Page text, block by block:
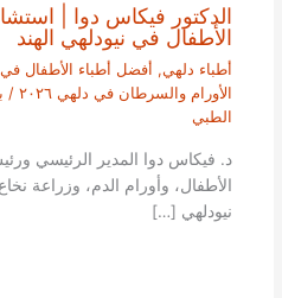
الدكتور فيكاس دوا |
الأطفال في نيودلهي الهند
أطباء دلهي, أفضل أطباء الأطفال في
الأورام والسرطان في دلهي ٢٠٢٦
/
الطبي
د. فيكاس دوا المدير الرئيسي
الأطفال، وأورام الدم، وزراعة
نيودلهي […]